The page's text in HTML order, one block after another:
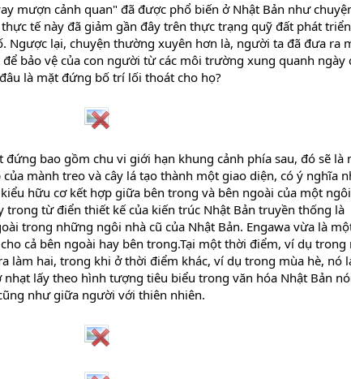
mượn cảnh quan" đã được phổ biến ở Nhật Bản như
tế này đã giảm gần đây trên thực trạng quỹ đất phát
Ngược lại, chuyện thường xuyên hơn là, người ta đã đưa ra
bảo vệ của con người từ các môi trường xung quanh ngày
là mặt đứng bố trí lối thoát cho họ?
bao gồm chu vi giới hạn khung cảnh phía sau, đó sẽ là
mành treo và cây lá tạo thành một giao diện, có ý nghĩa
hữu cơ kết hợp giữa bên trong và bên ngoài của một
từ điển thiết kế của kiến trúc Nhật Bản truyền thống là
trong những ngôi nhà cũ của Nhật Bản. Engawa vừa là
cả bên ngoài hay bên trong.Tại một thời điểm, ví dụ trong
làm hai, trong khi ở thời điểm khác, ví dụ trong mùa hè, nó
lấy theo hình tượng tiêu biểu trong văn hóa Nhật Bản
như giữa người với thiên nhiên.